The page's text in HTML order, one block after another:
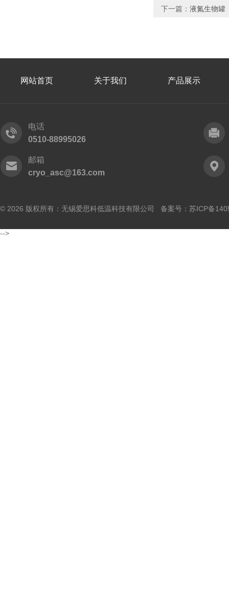
下一篇： 液氮生物罐
网站首页 关于我们 产品展示
电话
0510-88995026
邮箱
cryo_asc@163.com
© 2026 版权所有：无锡爱思科低温科技有限公司 备案号： 苏ICP备
-->